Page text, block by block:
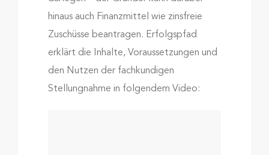
hinaus auch Finanzmittel wie zinsfreie
Zuschüsse beantragen. Erfolgspfad
erklärt die Inhalte, Voraussetzungen und
den Nutzen der fachkundigen
Stellungnahme in folgendem Video: